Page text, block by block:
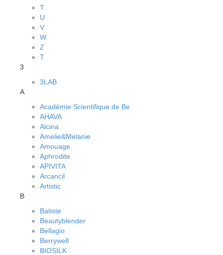
T
U
V
W
Z
Т
3
3LAB
A
Académie Scientifique de Be
AHAVA
Alcina
Amelie&Melanie
Amouage
Aphrodite
APIVITA
Arcancil
Artistic
B
Batiste
Beautyblender
Bellagio
Berrywell
BIOSILK